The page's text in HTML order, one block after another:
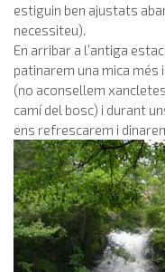
estiguin ben ajustats
necessiteu).
En arribar a l’antiga
patinarem una mica
(no aconsellem
camí del bosc) i durant
ens refrescarem i